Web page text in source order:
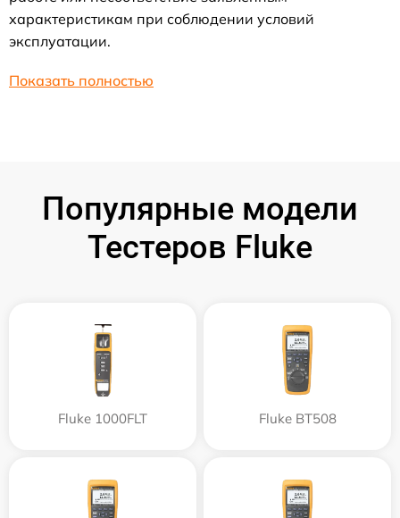
характеристикам при соблюдении условий
эксплуатации.
Показать полностью
Популярные модели
Тестеров Fluke
Fluke 1000FLT Fluke BT508